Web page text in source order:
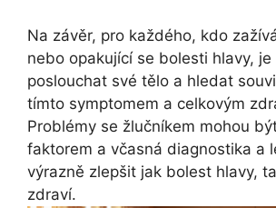
Na závěr, pro každého, kdo
nebo opakující se bolesti hlavy,
poslouchat své tělo a hledat
tímto symptomem a celkovým
Problémy se žlučníkem mohou
faktorem a včasná diagnostika a
výrazně zlepšit jak bolest hlavy,
zdraví.